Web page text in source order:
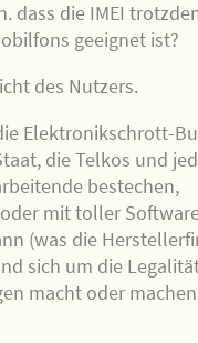
dass die IMEI
geeignet ist?
des Nutzers.
Elektronikschrott-
die Telkos und
bestechen,
mit toller
(was die
sich um die
macht oder machen